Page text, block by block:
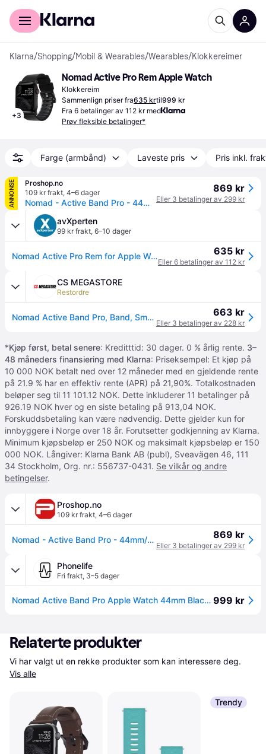
For kunder
Klarna/Shopping/Mobil & Wearables/Wearables/Klokkereimer
+3
Nomad Active Pro Rem Apple Watch
Klokkereim
Sammenlign priser fra635 krtil999 kr
Fra 6 betalinger av 112 kr med
Prøv fleksible betalinger*
Farge (armbånd) Laveste pris Pris inkl.
ANNONSE
Proshop.no
109 kr frakt, 4–6 dager
Nomad - Active Band Pro - 44mm/42mm Silver Hardware Black Active Leather FKM
869 kr
Eller 3 betalinger av 299 kr
avXperten
99 kr frakt, 6–10 dager
Nomad Active Pro Rem for Apple Watch (49/45/44/42mm) Svart 635 kr
Eller 6 betalinger av 112 kr
CS MEGASTORE
Restordre
Nomad Active Band Pro, Band, Smartklokke, Brun, Sølv, Apple, Ultra / 46mm, Lær, Rustfritt stål 663 kr
Eller 3 betalinger av 228 kr
*Kjøp først, betal senere: Kreditttid: 30 dager. 0 % årlig rente. 3–
48 måneders finansiering med Klarna: Priseksempel: Et kjøp på
10 000 NOK betalt ned over 12 måneder med en gjeldende rente
på 21.9 % har en effektiv rente (APR) på 21,90%. Totalkostnaden
beløper seg til 11 101.12 NOK. Dette inkluderer 11 betalinger på
926.19 NOK hver og en siste betaling på 913,04 NOK.
Forskuddsbetaling kan være nødvendig. Dette gjelder kun for
innbyggere i Norge over 18 år. Forutsetter godkjenning av Klarna.
Minimum kjøpsbeløp er 250 NOK og maksimalt kjøpsbeløp er 150
000 NOK. Långiver: Klarna Bank AB (publ), Sveavägen 46, 111
34 Stockholm, Org. nr.: 556737-0431. Se vilkår og andre
betingelser.
Proshop.no
109 kr frakt, 4–6 dager
Nomad - Active Band Pro - 44mm/42mm Silver Hardware Black Active Leather FKM 869 kr
Eller 3 betalinger av 299 kr
Phonelife
Fri frakt, 3–5 dager
Nomad Active Band Pro Apple Watch 44mm Black (Black Hardware) 999 kr
Relaterte produkter
Vis alle
Trendy